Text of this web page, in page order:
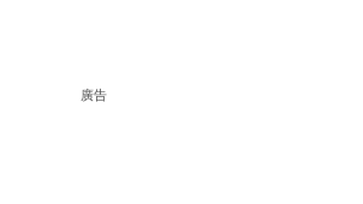
廣告